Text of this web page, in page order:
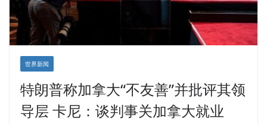
世界新闻
特朗普称加拿大“不友善”并批评其领
导层 卡尼：谈判事关加拿大就业